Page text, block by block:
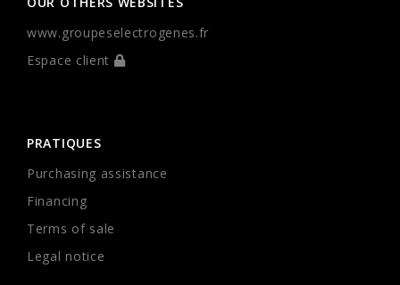
www.groupeselectrogenes.fr
Espace client
PRATIQUES
Purchasing assistance
Financing
Terms of sale
Legal notice